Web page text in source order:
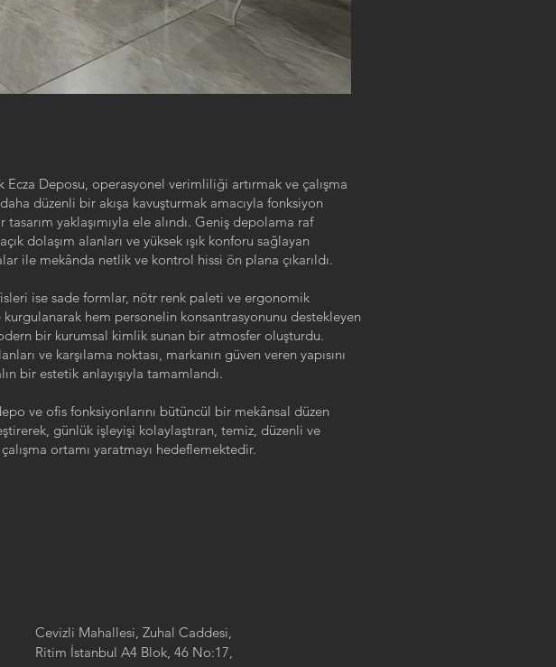
Ecza Deposu, operasyonel verimliliği artırmak ve çalışma
düzenli bir akışa kavuşturmak amacıyla fonksiyon
tasarım yaklaşımıyla ele alındı. Geniş depolama raf
dolaşım alanları ve yüksek ışık konforu sağlayan
ile mekânda netlik ve kontrol hissi ön plana çıkarıldı.
ise sade formlar, nötr renk paleti ve ergonomik
kurgulanarak hem personelin konsantrasyonunu destekleyen
bir kurumsal kimlik sunan bir atmosfer oluşturdu.
ve karşılama noktası, markanın güven veren yapısını
bir estetik anlayışıyla tamamlandı.
ve ofis fonksiyonlarını bütüncül bir mekânsal düzen
günlük işleyişi kolaylaştıran, temiz, düzenli ve
ortamı yaratmayı hedeflemektedir.
Cevizli Mahallesi, Zuhal Caddesi,
Ritim İstanbul A4 Blok, 46 No:17,